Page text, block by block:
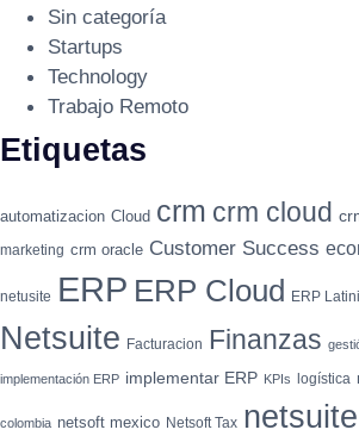
Sin categoría
Startups
Technology
Trabajo Remoto
Etiquetas
automatizacion Cloud crm crm cloud
marketing crm oracle Customer Success
netusite ERP ERP Cloud ERP
Netsuite Facturacion Finanzas
implementación ERP implementar ERP KPIs logística
colombia netsoft mexico Netsoft Tax netsuite